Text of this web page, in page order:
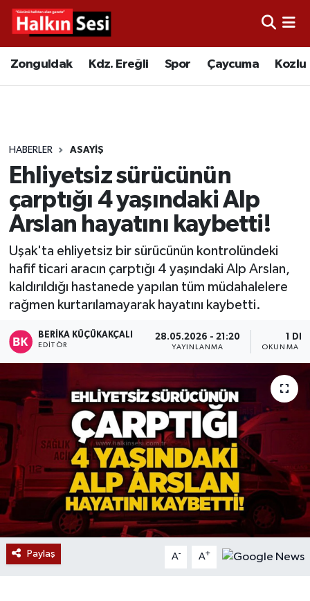
Zonguldak Kdz. Ereğli Spor Çaycuma Kozlu
HABERLER ASAYIŞ
Ehliyetsiz sürücünün
çarptığı 4 yaşındaki Alp
Arslan hayatını kaybetti!
Uşak'ta ehliyetsiz bir sürücünün kontrolündeki
hafif ticari aracın çarptığı 4 yaşındaki Alp Arslan,
kaldırıldığı hastanede yapılan tüm müdahalelere
rağmen kurtarılamayarak hayatını kaybetti.
BERIKA KÜÇÜKAKÇALI
EDITÖR
28.05.2026 - 21:20
YAYINLANMA
1 DK
OKUNMA
Paylaş A- A+
Video
Çaycuma
Alaplı
Asayiş
Bartın
Karabük
Devrek
ÇEVRE
BİLİM VE TEKNOLOJİ
DUNYA
Düzce
Eğitim
Merkez Hava Durumu
Süper Lig Puan Durumu ve Fikstür
Tüm Manşetler
Son Dakika Haberleri
Haber Arşivi